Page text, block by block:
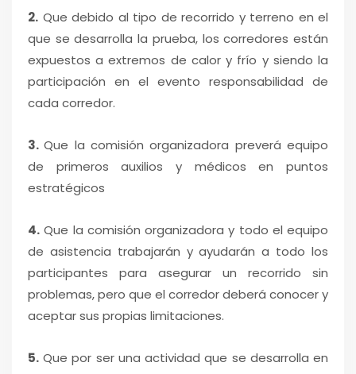
2. Que debido al tipo de recorrido y terreno en el
que se desarrolla la prueba, los corredores están
expuestos a extremos de calor y frío y siendo la
participación en el evento responsabilidad de
cada corredor.
3.Que la comisión organizadora preverá equipo
de primeros auxilios y médicos en puntos
estratégicos
4. Que la comisión organizadora y todo el equipo
de asistencia trabajarán y ayudarán a todo los
participantes para asegurar un recorrido sin
problemas, pero que el corredor deberá conocer y
aceptar sus propias limitaciones.
5. Que por ser una actividad que se desarrolla en